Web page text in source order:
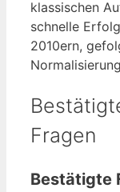
klassischen
schnelle
2010ern,
Fragen
Bestätigte